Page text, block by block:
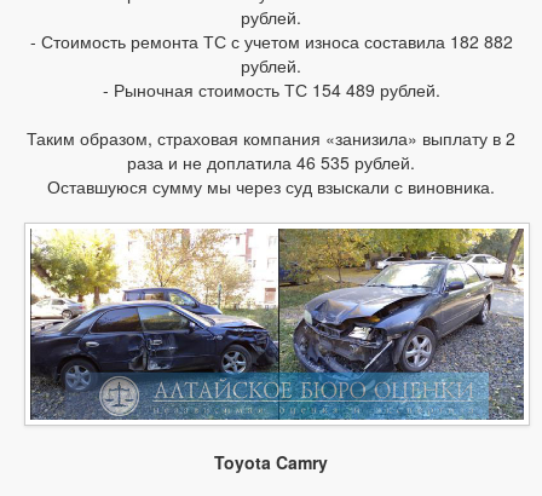
рублей.
- Стоимость ремонта ТС с учетом износа составила 182 882
рублей.
- Рыночная стоимость ТС 154 489 рублей.
Таким образом, страховая компания «занизила» выплату в 2
раза и не доплатила 46 535 рублей.
Оставшуюся сумму мы через суд взыскали с виновника.
Toyota Camry